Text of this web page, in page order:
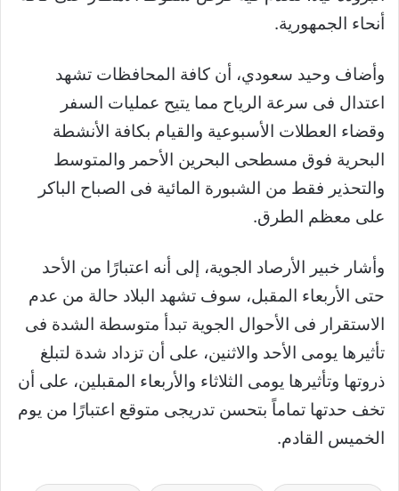
أنحاء الجمهورية.
وأضاف وحيد سعودي، أن كافة المحافظات تشهد
اعتدال فى سرعة الرياح مما يتيح عمليات السفر
وقضاء العطلات الأسبوعية والقيام بكافة الأنشطة
البحرية فوق مسطحى البحرين الأحمر والمتوسط
والتحذير فقط من الشبورة المائية فى الصباح الباكر
على معظم الطرق.
وأشار خبير الأرصاد الجوية، إلى أنه اعتبارًا من الأحد
حتى الأربعاء المقبل، سوف تشهد البلاد حالة من عدم
الاستقرار فى الأحوال الجوية تبدأ متوسطة الشدة فى
تأثيرها يومى الأحد والاثنين، على أن تزداد شدة لتبلغ
ذروتها وتأثيرها يومى الثلاثاء والأربعاء المقبلين، على أن
تخف حدتها تماماً بتحسن تدريجى متوقع اعتبارًا من يوم
الخميس القادم.